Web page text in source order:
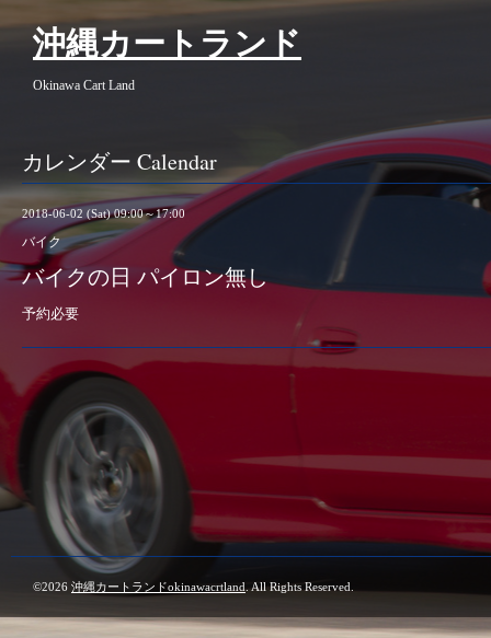
沖縄カートランド
Okinawa Cart Land
カレンダー Calendar
2018-06-02 (Sat) 09:00～17:00
バイク
バイクの日 パイロン無し
予約必要
©2026 沖縄カートランドokinawacrtland . All Rights Reserved.